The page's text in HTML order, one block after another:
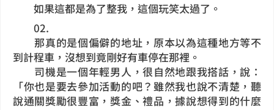
如果這都是為了整我，這個玩笑太過了。
02.
那真的是個偏僻的地址，原本以為這種地方等不
到計程車，沒想到竟剛好有車停在那裡。
司機是一個年輕男人，很自然地跟我搭話，說：
「你也是要去參加活動的吧？雖然我也說不清楚，聽
說通關獎勵很豐富，獎金、禮品，據說想得到的什麼